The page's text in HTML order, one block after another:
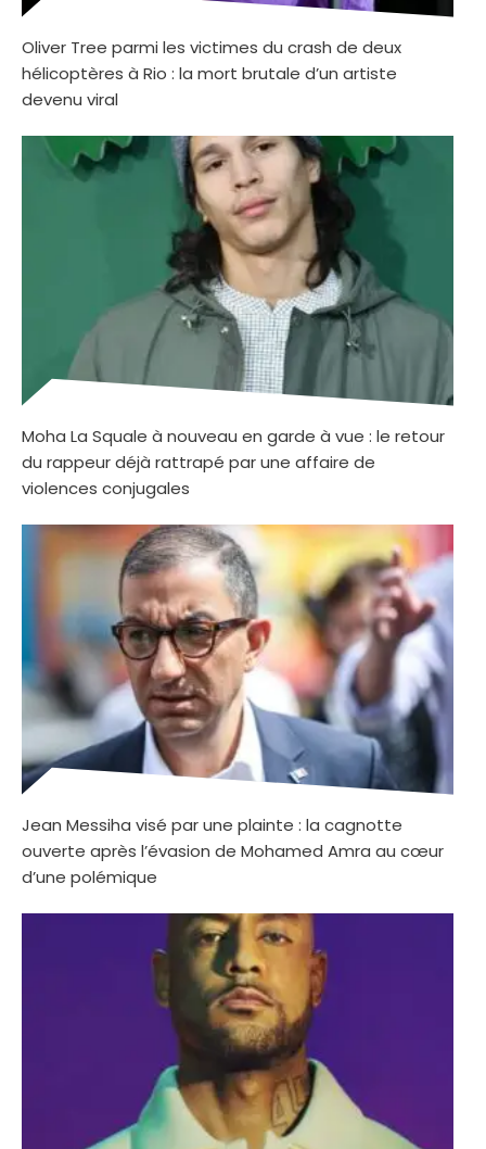
Oliver Tree parmi les victimes du crash de deux
hélicoptères à Rio : la mort brutale d’un artiste
devenu viral
Moha La Squale à nouveau en garde à vue : le retour
du rappeur déjà rattrapé par une affaire de
violences conjugales
Jean Messiha visé par une plainte : la cagnotte
ouverte après l’évasion de Mohamed Amra au cœur
d’une polémique